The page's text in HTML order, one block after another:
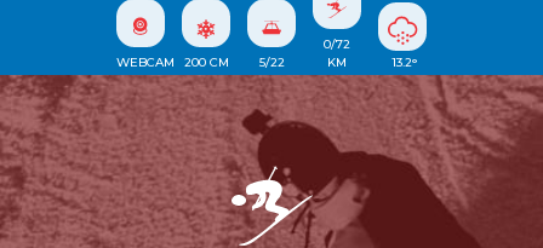
WEBCAM 200CM 5/22
0/72
KM
13.2°